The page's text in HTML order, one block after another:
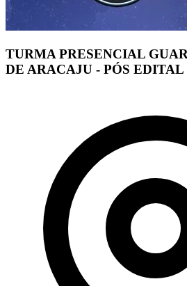
TURMA PRESENCIAL
DE ARACAJU - PÓS EDITAL